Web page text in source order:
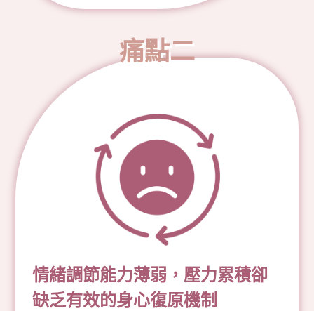
痛點二
情緒調節能力薄弱，壓力累積卻
缺乏有效的身心復原機制